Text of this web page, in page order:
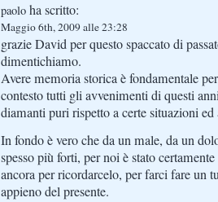
paolo ha scritto:
Maggio 6th, 2009 alle 23:28
grazie David per questo spaccato di
dimentichiamo.
Avere memoria storica è fondamentale
contesto tutti gli avvenimenti di questi
diamanti puri rispetto a certe situazioni
In fondo è vero che da un male, da un
spesso più forti, per noi è stato
ancora per ricordarcelo, per farci fare un
appieno del presente.